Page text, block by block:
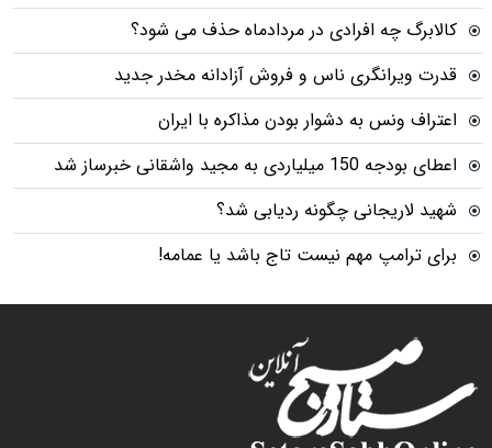
کالابرگ چه افرادی در مردادماه حذف می شود؟
قدرت ویرانگری ناس و فروش آزادانه مخدر جدید
اعتراف ونس به دشوار بودن مذاکره با ایران
اعطای بودجه 150 میلیاردی به مجید واشقانی خبرساز شد
شهید لاریجانی چگونه ردیابی شد؟
برای ترامپ مهم نیست تاج باشد یا عمامه!